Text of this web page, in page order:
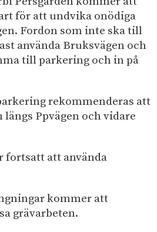
för att undvika onödiga
Fordon som inte ska till
använda Bruksvägen och
till parkering och in på
rekommenderas att
längs Ppvägen och vidare
fortsatt att använda
kommer att
grävarbeten.